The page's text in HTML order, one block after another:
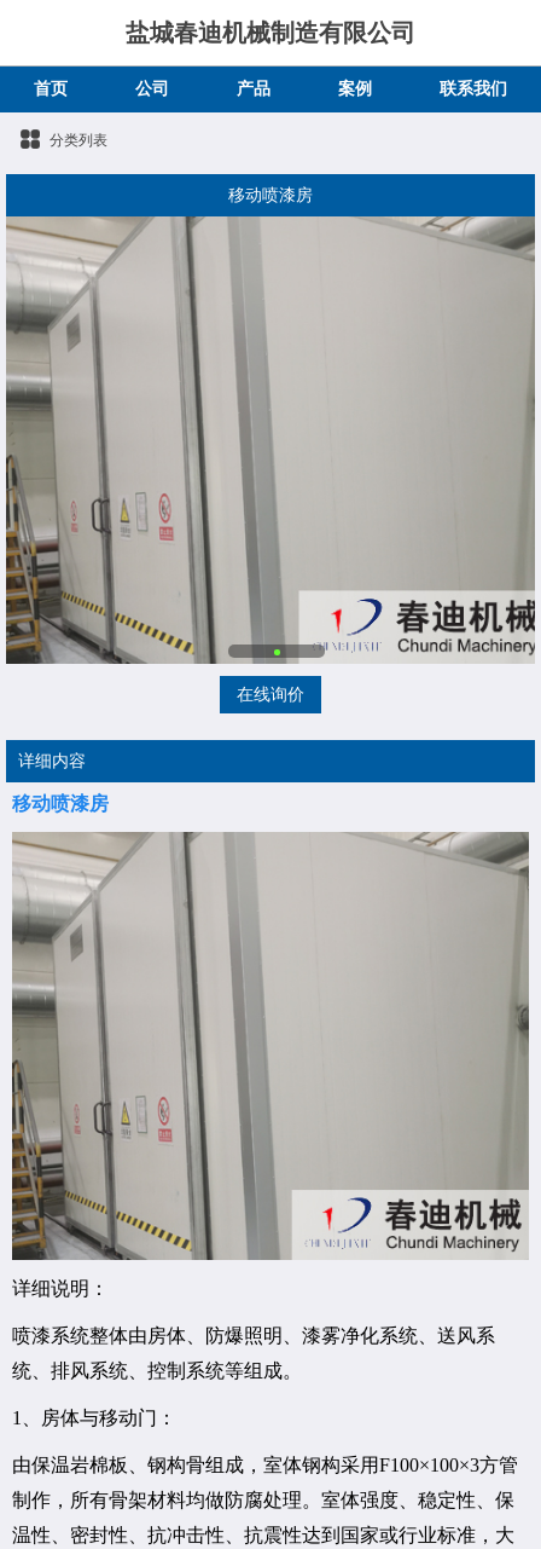
盐城春迪机械制造有限公司
首页 公司 产品 案例 联系我们
分类列表
移动喷漆房
在线询价
详细内容
移动喷漆房
详细说明：
喷漆系统整体由房体、防爆照明、漆雾净化系统、送风系
统、排风系统、控制系统等组成。
1、房体与移动门：
由保温岩棉板、钢构骨组成，室体钢构采用F100×100×3方管
制作，所有骨架材料均做防腐处理。室体强度、稳定性、保
温性、密封性、抗冲击性、抗震性达到国家或行业标准，大